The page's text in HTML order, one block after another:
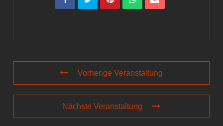
Vorherige Veranstaltung
Nächste Veranstaltung